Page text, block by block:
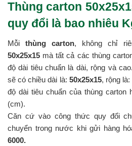
Thùng carton
quy đổi là bao nhiêu
Mỗithùng carton, không chỉ
50x25x15 mà tất cả các thùng
độ dài tiêu chuẩn là dài, rộng và
sẽ có chiều dài là: 50x25x15, rộng
độ dài tiêu chuẩn của thùng carton
(cm).
Căn cứ vào công thức quy đổi
chuyển trong nước khi gửi hàng
6000.